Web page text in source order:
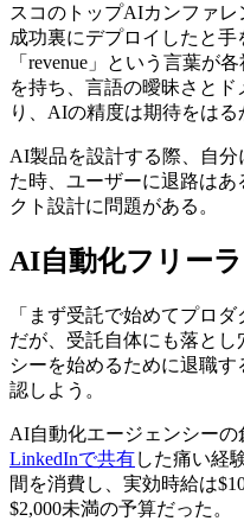
スコのトップAIカンファレ
成功裏にデプロイしたと手
「revenue」という言葉が
を持ち、言語の曖昧さと
り、AIの精度は期待をはる
AI製品を設計する際、自
た時、ユーザーに退路は
クト設計に問題がある。
AI自動化フリー
「まず受託で始めてプロ
だが、受託自体にも落と
シーを始めるために退職
認しよう。
AI自動化エージェンシーの
LinkedInで共有した痛い経
間を消費し、実効時給は
$2,000未満の予算だった。